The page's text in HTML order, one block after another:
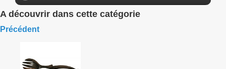
A découvrir dans cette catégorie
Précédent